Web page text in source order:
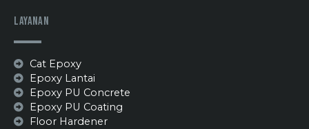
Layanan
Cat Epoxy
Epoxy Lantai
Epoxy PU Concrete
Epoxy PU Coating
Floor Hardener